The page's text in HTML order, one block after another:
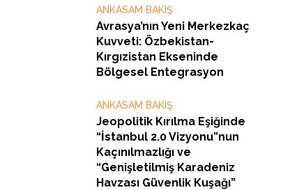
ANKASAM BAKIŞ
Avrasya’nın Yeni Merkezkaç
Kuvveti: Özbekistan-
Kırgızistan Ekseninde
Bölgesel Entegrasyon
ANKASAM BAKIŞ
Jeopolitik Kırılma Eşiğinde
“İstanbul 2.0 Vizyonu”nun
Kaçınılmazlığı ve
“Genişletilmiş Karadeniz
Havzası Güvenlik Kuşağı”